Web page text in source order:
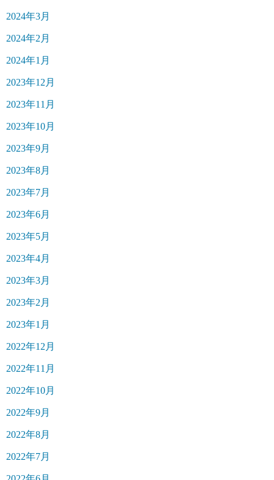
2024年3月
2024年2月
2024年1月
2023年12月
2023年11月
2023年10月
2023年9月
2023年8月
2023年7月
2023年6月
2023年5月
2023年4月
2023年3月
2023年2月
2023年1月
2022年12月
2022年11月
2022年10月
2022年9月
2022年8月
2022年7月